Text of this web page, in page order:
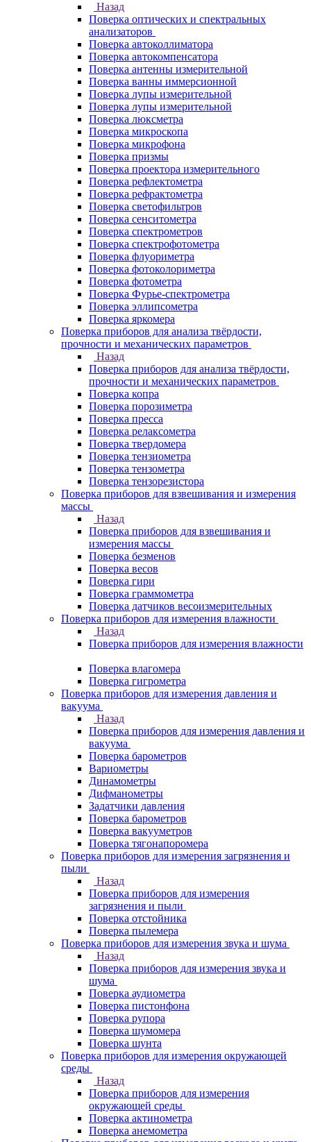
Назад
Поверка оптических и спектральных
анализаторов
Поверка автоколлиматора
Поверка автокомпенсатора
Поверка антенны измерительной
Поверка ванны иммерсионной
Поверка лупы измерительной
Поверка лупы измерительной
Поверка люксметра
Поверка микроскопа
Поверка микрофона
Поверка призмы
Поверка проектора измерительного
Поверка рефлектометра
Поверка рефрактометра
Поверка светофильтров
Поверка сенситометра
Поверка спектрометров
Поверка спектрофотометра
Поверка флуориметра
Поверка фотоколориметра
Поверка фотометра
Поверка Фурье-спектрометра
Поверка эллипсометра
Поверка яркомера
Поверка приборов для анализа твёрдости,
прочности и механических параметров
Назад
Поверка приборов для анализа твёрдости,
прочности и механических параметров
Поверка копра
Поверка порозиметра
Поверка пресса
Поверка релаксометра
Поверка твердомера
Поверка тензиометра
Поверка тензометра
Поверка тензорезистора
Поверка приборов для взвешивания и измерения
массы
Назад
Поверка приборов для взвешивания и
измерения массы
Поверка безменов
Поверка весов
Поверка гири
Поверка граммометра
Поверка датчиков весоизмерительных
Поверка приборов для измерения влажности
Назад
Поверка приборов для измерения влажности
Поверка влагомера
Поверка гигрометра
Поверка приборов для измерения давления и
вакуума
Назад
Поверка приборов для измерения давления и
вакуума
Поверка барометров
Вариометры
Динамометры
Дифманометры
Задатчики давления
Поверка барометров
Поверка вакууметров
Поверка тягонапоромера
Поверка приборов для измерения загрязнения и
пыли
Назад
Поверка приборов для измерения
загрязнения и пыли
Поверка отстойника
Поверка пылемера
Поверка приборов для измерения звука и шума
Назад
Поверка приборов для измерения звука и
шума
Поверка аудиометра
Поверка пистонфона
Поверка рупора
Поверка шумомера
Поверка шунта
Поверка приборов для измерения окружающей
среды
Назад
Поверка приборов для измерения
окружающей среды
Поверка актинометра
Поверка анемометра